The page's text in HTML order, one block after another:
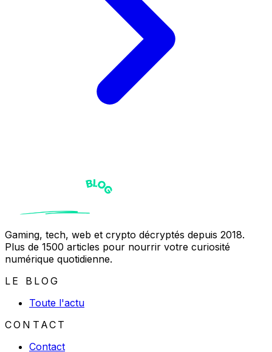
Gaming, tech, web et crypto décryptés depuis 2018.
Plus de 1500 articles pour nourrir votre curiosité
numérique quotidienne.
LE BLOG
Toute l'actu
CONTACT
Contact